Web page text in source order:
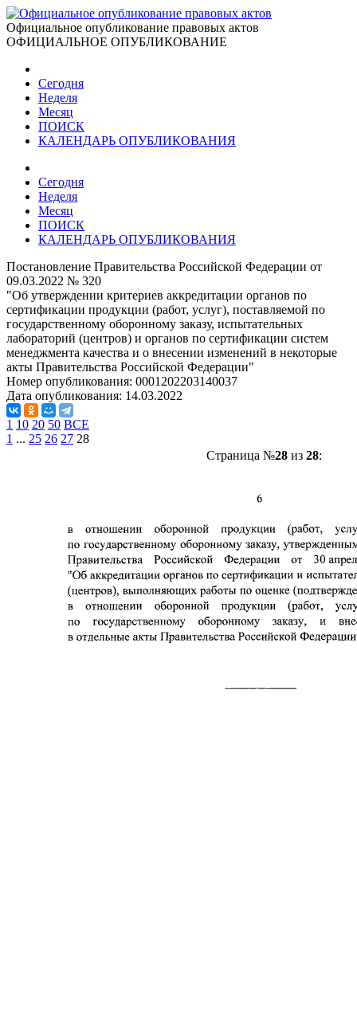
Официальное опубликование правовых актов
ОФИЦИАЛЬНОЕ ОПУБЛИКОВАНИЕ
Сегодня
Неделя
Месяц
ПОИСК
КАЛЕНДАРЬ ОПУБЛИКОВАНИЯ
Сегодня
Неделя
Месяц
ПОИСК
КАЛЕНДАРЬ ОПУБЛИКОВАНИЯ
Постановление Правительства Российской Федерации от
09.03.2022 № 320
"Об утверждении критериев аккредитации органов по
сертификации продукции (работ, услуг), поставляемой по
государственному оборонному заказу, испытательных
лабораторий (центров) и органов по сертификации систем
менеджмента качества и о внесении изменений в некоторые
акты Правительства Российской Федерации"
Номер опубликования: 0001202203140037
Дата опубликования: 14.03.2022
1 10 20 50 ВСЕ
1 ... 25 26 27 28
Страница №28из 28: